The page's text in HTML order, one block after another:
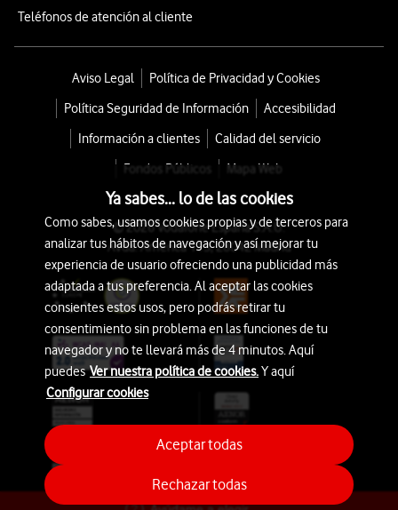
Teléfonos de atención al cliente
Aviso Legal
Política de Privacidad y Cookies
Política Seguridad de Información
Accesibilidad
Información a clientes
Calidad del servicio
Fondos Públicos
Mapa Web
© 2026 Vodafone España S.A.U.
Avda. América 115, 28042 Madrid
Ya sabes... lo de las cookies
Como sabes, usamos cookies propias y de terceros para
analizar tus hábitos de navegación y así mejorar tu
experiencia de usuario ofreciendo una publicidad más
adaptada a tus preferencia. Al aceptar las cookies
consientes estos usos, pero podrás retirar tu
consentimiento sin problema en las funciones de tu
navegador y no te llevará más de 4 minutos. Aquí
puedesVer nuestra política de cookies.Y aquí
Configurar cookies
Rechazar todas
Aceptar todas